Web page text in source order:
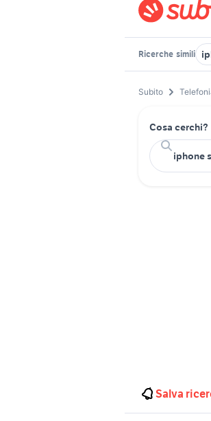
Ricerche simili
Subito
Cosa cerchi?
Salva